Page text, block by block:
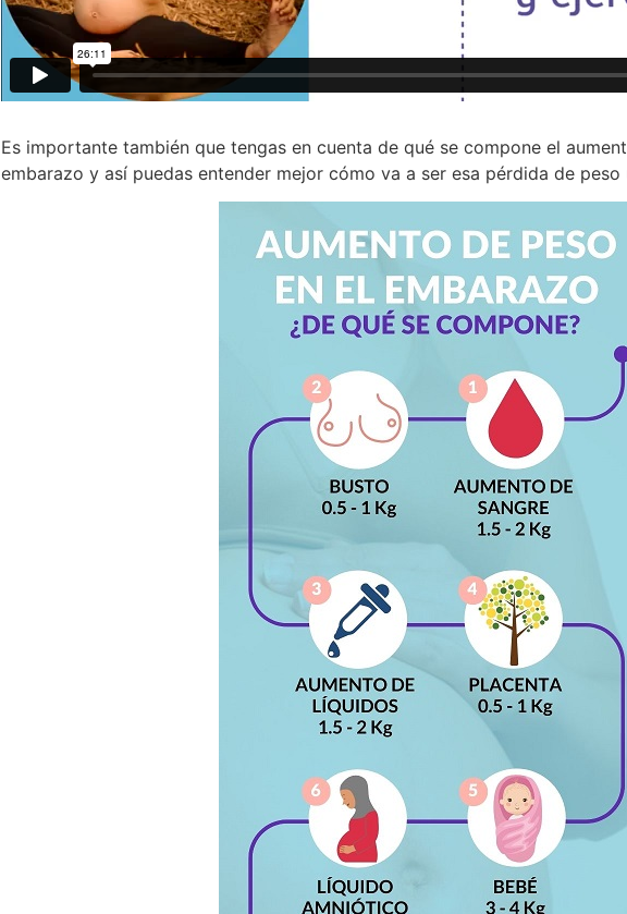
Es importante también que tengas en cuenta de qué se compone el
embarazo y así puedas entender mejor cómo va a ser esa pérdida de